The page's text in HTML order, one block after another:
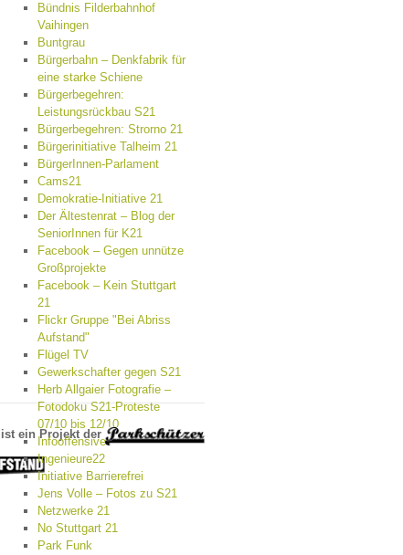
Bündnis Filderbahnhof
Vaihingen
Buntgrau
Bürgerbahn – Denkfabrik für
eine starke Schiene
Bürgerbegehren:
Leistungsrückbau S21
Bürgerbegehren: Strorno 21
Bürgerinitiative Talheim 21
BürgerInnen-Parlament
Cams21
Demokratie-Initiative 21
Der Ältestenrat – Blog der
SeniorInnen für K21
Facebook – Gegen unnütze
Großprojekte
Facebook – Kein Stuttgart
21
Flickr Gruppe "Bei Abriss
Aufstand"
Flügel TV
Gewerkschafter gegen S21
Herb Allgaier Fotografie –
Fotodoku S21-Proteste
07/10 bis 12/10
Infooffensive
Ingenieure22
Initiative Barrierefrei
Jens Volle – Fotos zu S21
Netzwerke 21
No Stuttgart 21
Park Funk
ist ein Projekt der